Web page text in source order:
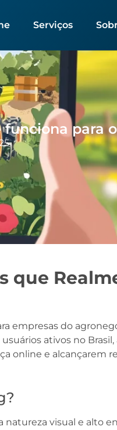
Serviços
para
que
empresas do
ativos no
online e alcançarem
visual e alto